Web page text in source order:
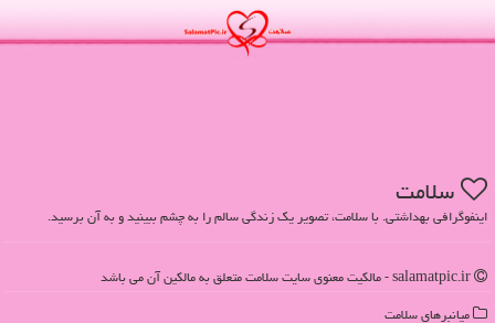
سلامت
اینفوگرافی بهداشتی. با سلامت، تصویر یک زندگی سالم را به چشم ببینید و به آن برسید.
میانبرهای سلامت